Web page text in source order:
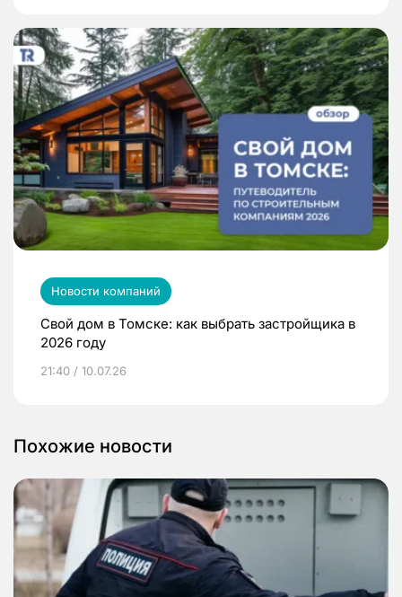
Новости компаний
Свой дом в Томске: как выбрать застройщика в
2026 году
21:40 / 10.07.26
Похожие новости